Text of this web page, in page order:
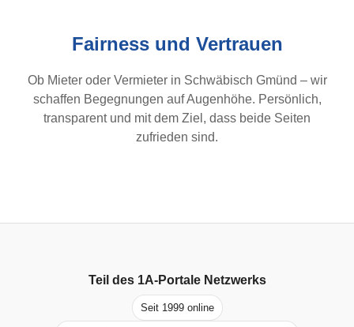
Fairness und Vertrauen
Ob Mieter oder Vermieter in Schwäbisch Gmünd – wir
schaffen Begegnungen auf Augenhöhe. Persönlich,
transparent und mit dem Ziel, dass beide Seiten
zufrieden sind.
Teil des 1A-PortaleNetzwerks
Seit 1999 online